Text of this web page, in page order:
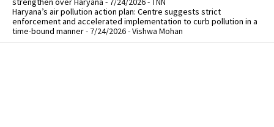
Haryana’s air pollution action plan: Centre suggests strict
enforcement and accelerated implementation to curb pollution in a
time-bound manner- 7/24/2026- Vishwa Mohan